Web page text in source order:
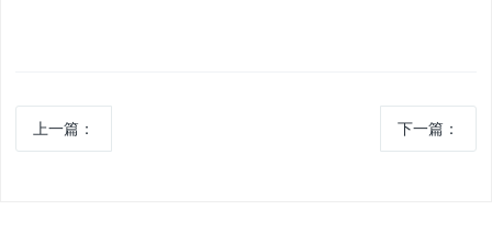
上一篇： 下一篇：